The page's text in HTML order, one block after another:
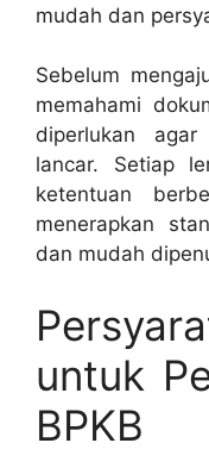
mudah dan
Sebelum
memahami
diperlukan
lancar. Setiap
ketentuan
menerapkan
dan mudah
untuk
BPKB